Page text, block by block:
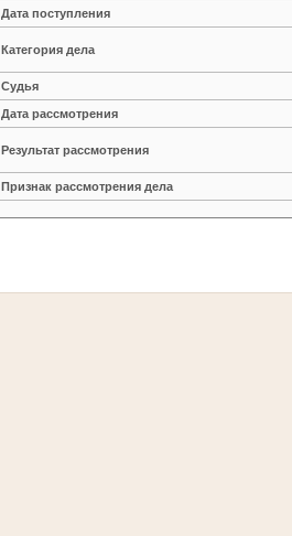
Дата поступления
Категория дела
Судья
Дата рассмотрения
Результат рассмотрения
Признак рассмотрения дела